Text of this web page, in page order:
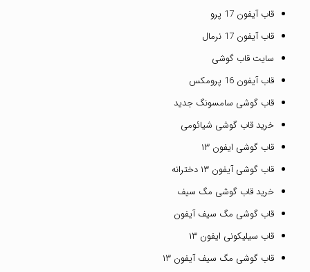
قاب آیفون 17 پرو
قاب آیفون 17 نرمال
سایت قاب گوشی
قاب آیفون 16 پرومکس
قاب گوشی سامسونگ جدید
خرید قاب گوشی شیائومی
قاب گوشی ایفون ۱۳
قاب گوشی آیفون ۱۳ دخترانه
خرید قاب گوشی مگ سیف
قاب گوشی مگ سیف آیفون
قاب سیلیکونی ایفون ۱۳
قاب گوشی مگ سیف آیفون ۱۳